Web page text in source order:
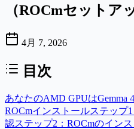
（ROCmセットア
4月 7, 2026
目次
あなたのAMD GPUはGemma
ROCmインストールステップ
認ステップ2：ROCmのイン